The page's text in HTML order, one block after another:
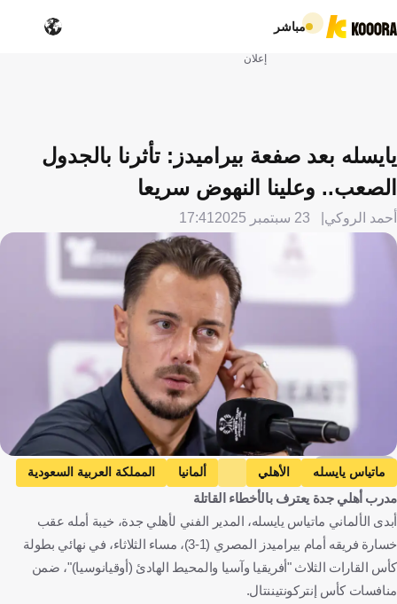
مباشر
إعلان
يايسله بعد صفعة بيراميدز: تأثرنا بالجدول
الصعب.. وعلينا النهوض سريعا
أحمد الروكي 23 سبتمبر 2025 17:41
Getty Images
ماتياس يايسله الأهلي ألمانيا
المملكة العربية السعودية
كرة قدم
مدرب أهلي جدة يعترف بالأخطاء القاتلة
أبدى الألماني ماتياس يايسله، المدير الفني لأهلي جدة، خيبة أمله عقب
خسارة فريقه أمام بيراميدز المصري (1-3)، مساء الثلاثاء، في نهائي بطولة
كأس القارات الثلاث "أفريقيا وآسيا والمحيط الهادئ (أوقيانوسيا)"، ضمن
منافسات كأس إنتركونتيننتال.